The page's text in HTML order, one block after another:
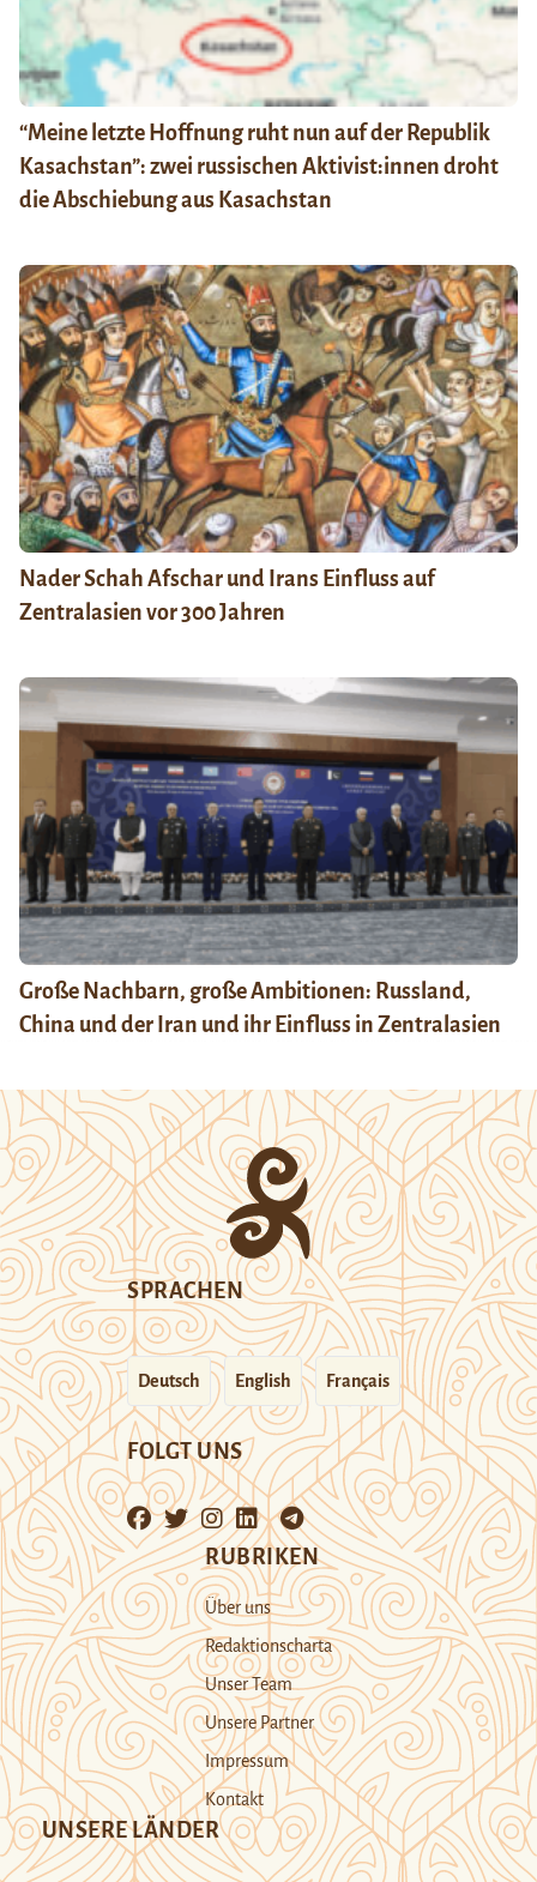
“Meine letzte Hoffnung ruht nun auf der Republik
Kasachstan”: zwei russischen Aktivist:innen droht
die Abschiebung aus Kasachstan
Nader Schah Afschar und Irans Einfluss auf
Zentralasien vor 300 Jahren
Große Nachbarn, große Ambitionen: Russland,
China und der Iran und ihr Einfluss in Zentralasien
SPRACHEN
Deutsch English Français
FOLGT UNS
RUBRIKEN
Über uns
Redaktionscharta
Unser Team
Unsere Partner
Impressum
Kontakt
UNSERE LÄNDER